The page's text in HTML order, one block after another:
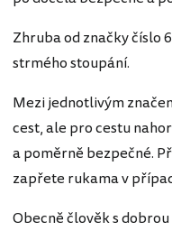
Zhruba od značky číslo
strmého stoupání.
Mezi jednotlivým
cest, ale pro cestu
a poměrně bezpečné.
zapřete rukama v
Obecně člověk s